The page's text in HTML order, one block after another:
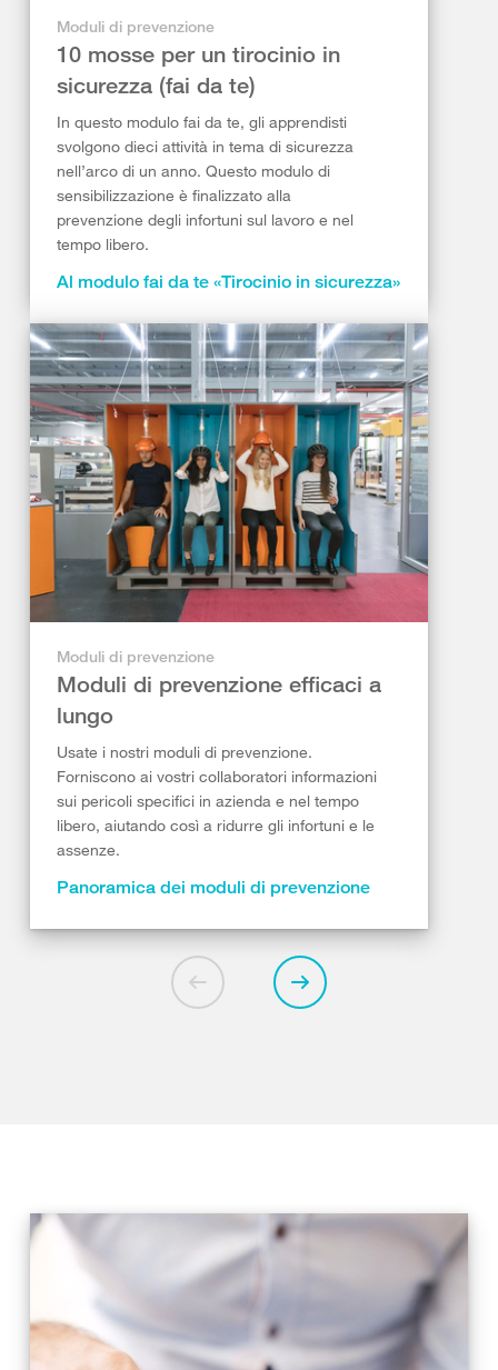
Moduli di prevenzione
10 mosse per un tirocinio in
sicurezza (fai da te)
In questo modulo fai da te, gli apprendisti
svolgono dieci attività in tema di sicurezza
nell’arco di un anno. Questo modulo di
sensibilizzazione è finalizzato alla
prevenzione degli infortuni sul lavoro e nel
tempo libero.
Al modulo fai da te «Tirocinio in sicurezza»
Moduli di prevenzione
Moduli di prevenzione efficaci a
lungo
Usate i nostri moduli di prevenzione.
Forniscono ai vostri collaboratori informazioni
sui pericoli specifici in azienda e nel tempo
libero, aiutando così a ridurre gli infortuni e le
assenze.
Panoramica dei moduli di prevenzione